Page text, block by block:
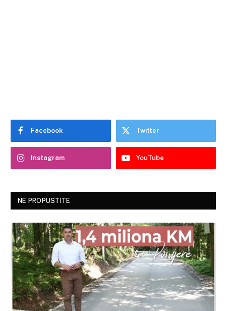
Facebook Twitter
Instagram YouTube
NE PROPUSTITE